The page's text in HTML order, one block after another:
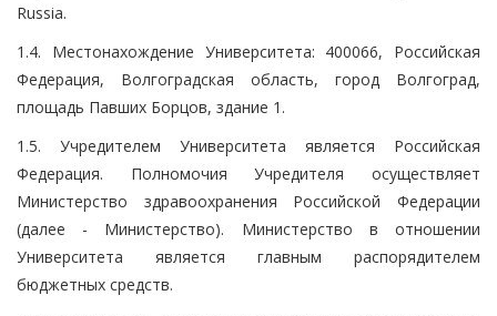
Russia.
1.4. Местонахождение Университета: 400066, Российская
Федерация, Волгоградская область, город Волгоград,
площадь Павших Борцов, здание 1.
1.5. Учредителем Университета является Российская
Федерация. Полномочия Учредителя осуществляет
Министерство здравоохранения Российской Федерации
(далее - Министерство). Министерство в отношении
Университета является главным распорядителем
бюджетных средств.